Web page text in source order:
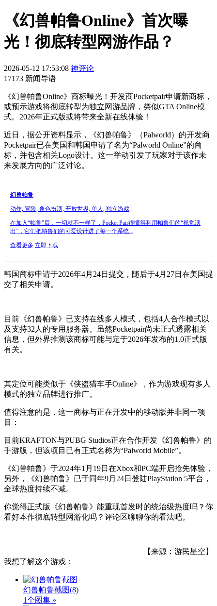
《幻兽帕鲁Online》首次曝
光！彻底转型网游作品？
2026-05-12 17:53:08 神评论
17173 新闻导语
《幻兽帕鲁Online》商标曝光！开发商Pocketpair申请新商标，
或预示游戏将彻底转型为独立网游品牌，类似GTA Online模
式。2026年正式版或将带来全新在线体验！
近日，据公开资料显示，《幻兽帕鲁》（Palworld）的开发商
Pocketpair已在美国和韩国申请了名为“Palworld Online”的商
标，并包含相关Logo设计。这一举动引发了玩家对于该作未
来发展方向的广泛讨论。
幻兽帕鲁
动作, 冒险, 角色扮演, 开放世界, 单人, 独立游戏
在加入“帕鲁”后，一切就不一样了，Pocket Pair很懂得利用帕鲁们的“视觉演
出”，它们把帕鲁们的可爱设计进了每一个系统...
查看更多 立即下载
韩国商标申请于2026年4月24日提交，随后于4月27日在美国提
交了相关申请。
目前《幻兽帕鲁》已支持在线多人模式，包括4人合作模式以
及支持32人的专用服务器。虽然Pocketpair尚未正式透露相关
信息，但外界推测该商标可能与定于2026年发布的1.0正式版
有关。
其定位可能类似于《侠盗猎车手Online》，作为游戏现有多人
模式的独立品牌进行推广。
值得注意的是，这一商标与正在开发中的移动版并非同一项
目：
目前KRAFTON与PUBG Studios正在合作开发《幻兽帕鲁》的
手游版，但该项目已有正式名称为“Palworld Mobile”。
《幻兽帕鲁》于2024年1月19日在Xbox和PC端开启抢先体验，
另外，《幻兽帕鲁》已于同年9月24日登陆PlayStation 5平台，
全球热度持续不减。
你觉得正式版《幻兽帕鲁》能重现首发时的统治级热度吗？你
看好本作彻底转型网游化吗？评论区聊聊你的看法吧。
【来源：游民星空】
我想了解这个游戏：
幻兽帕鲁截图(8)
1个图集 »